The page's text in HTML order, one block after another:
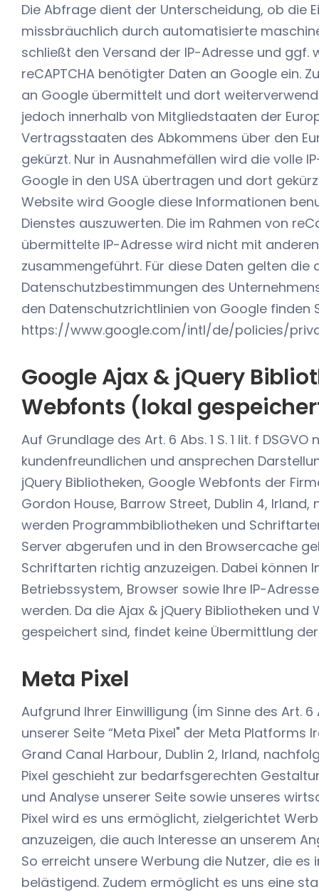
Die Abfrage dient der Unterscheidung, ob die
missbräuchlich durch automatisierte
schließt den Versand der IP-Adresse und ggf.
reCAPTCHA benötigter Daten an Google ein.
an Google übermittelt und dort
jedoch innerhalb von Mitgliedstaaten der
Vertragsstaaten des Abkommens über den
gekürzt. Nur in Ausnahmefällen wird die volle
Google in den USA übertragen und dort
Website wird Google diese Informationen
Dienstes auszuwerten. Die im Rahmen von
übermittelte IP-Adresse wird nicht mit
zusammengeführt. Für diese Daten gelten die
Datenschutzbestimmungen des
den Datenschutzrichtlinien von Google finden
https://www.google.com/intl/de/policies/
Google Ajax & jQuery
Webfonts (lokal
Auf Grundlage des Art. 6 Abs. 1 S. 1 lit. f
kundenfreundlichen und ansprechen
jQuery Bibliotheken, Google Webfonts der
Gordon House, Barrow Street, Dublin 4, Irland,
werden Programmbibliotheken und
Server abgerufen und in den Browsercache
Schriftarten richtig anzuzeigen. Dabei können
Betriebssystem, Browser sowie Ihre IP-
werden. Da die Ajax & jQuery Bibliotheken
gespeichert sind, findet keine Übermittlung
Meta Pixel
Aufgrund Ihrer Einwilligung (im Sinne des Art. 6
unserer Seite “Meta Pixel" der Meta Platforms
Grand Canal Harbour, Dublin 2, Irland,
Pixel geschieht zur bedarfsgerechten
und Analyse unserer Seite sowie unseres
Pixel wird es uns ermöglicht, zielgerichtet
anzuzeigen, die auch Interesse an unserem
So erreicht unsere Werbung die Nutzer, die
belästigend. Zudem ermöglicht es uns eine